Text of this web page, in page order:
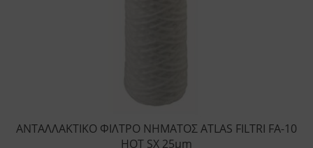
ΑΝΤΑΛΛΑΚΤΙΚΟ ΦΙΛΤΡΟ ΝΗΜΑΤΟΣ ATLAS FILTRI FA-10
HOT SX 25μm